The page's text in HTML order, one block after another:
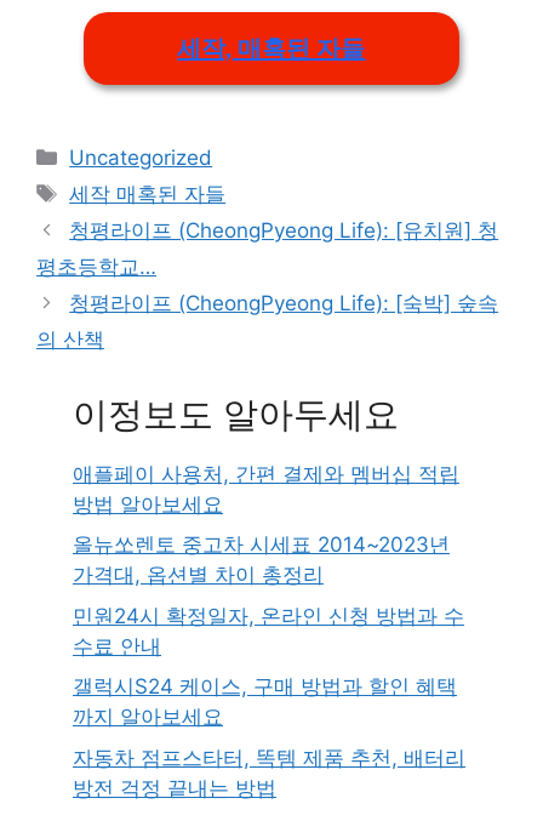
세작, 매혹된 자들
Categories
Uncategorized
Tags
세작 매혹된 자들
청평라이프 (CheongPyeong Life): [유치원] 청
평초등학교…
청평라이프 (CheongPyeong Life): [숙박] 숲속
의 산책
이정보도 알아두세요
애플페이 사용처, 간편 결제와 멤버십 적립
방법 알아보세요
올뉴쏘렌토 중고차 시세표 2014~2023년
가격대, 옵션별 차이 총정리
민원24시 확정일자, 온라인 신청 방법과 수
수료 안내
갤럭시S24 케이스, 구매 방법과 할인 혜택
까지 알아보세요
자동차 점프스타터, 똑템 제품 추천, 배터리
방전 걱정 끝내는 방법